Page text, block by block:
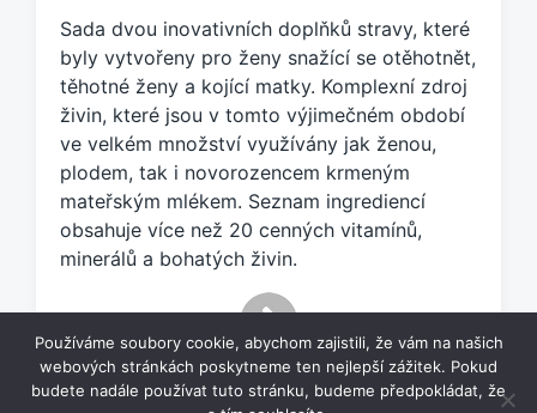
o
t
a
g
m
:
Sada dvou inovativních doplňků stravy, které
byly vytvořeny pro ženy snažící se otěhotnět,
těhotné ženy a kojící matky. Komplexní zdroj
živin, které jsou v tomto výjimečném období
ve velkém množství využívány jak ženou,
plodem, tak i novorozencem krmeným
mateřským mlékem. Seznam ingrediencí
obsahuje více než 20 cenných vitamínů,
minerálů a bohatých živin.
Používáme soubory cookie, abychom zajistili, že vám na našich
webových stránkách poskytneme ten nejlepší zážitek. Pokud
budete nadále používat tuto stránku, budeme předpokládat, že